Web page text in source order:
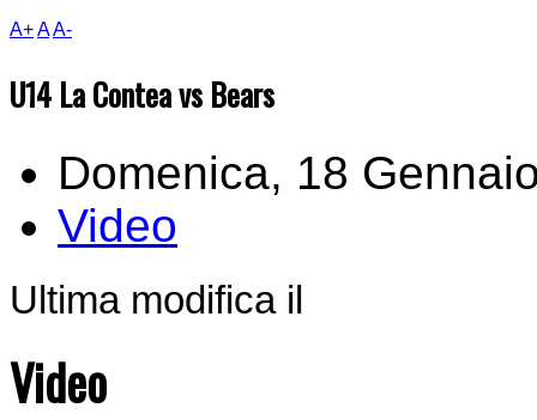
A+AA-
U14 La Contea vs Bears
Domenica, 18
Video
Ultima modifica il
Video